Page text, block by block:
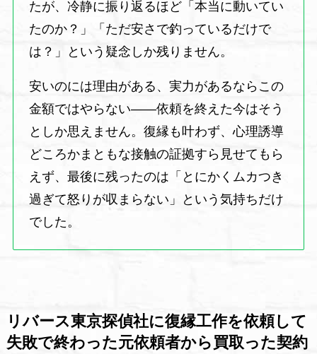
たが、冷静に振り返るほど「本当に動いてい
たのか？」「ただ安さで釣っているだけで
は？」という疑念しか残りません。
安いのには理由がある、実力があるならこの
金額ではやらない――依頼を終えた今はそう
としか思えません。復縁も叶わず、心理誘導
どころかまともな接触の証拠すら見せてもら
えず、最後に残ったのは「とにかくムカつき
過ぎて怒りが収まらない」という気持ちだけ
でした。
リバース東京探偵社に復縁工作を依頼して
失敗で終わった元依頼者から買取った契約